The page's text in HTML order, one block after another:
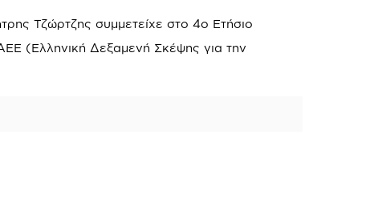
Τζώρτζης συμμετείχε στο 4ο Ετήσιο
(Ελληνική Δεξαμενή Σκέψης για την